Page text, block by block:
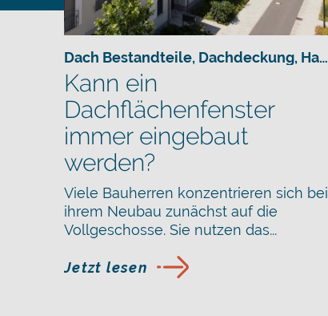
Dach Bestandteile, Dachdeckung, Hausbau
Kann ein
Dachflächenfenster
immer eingebaut
werden?
Viele Bauherren konzentrieren sich bei
ihrem Neubau zunächst auf die
Vollgeschosse. Sie nutzen das...
Jetzt lesen